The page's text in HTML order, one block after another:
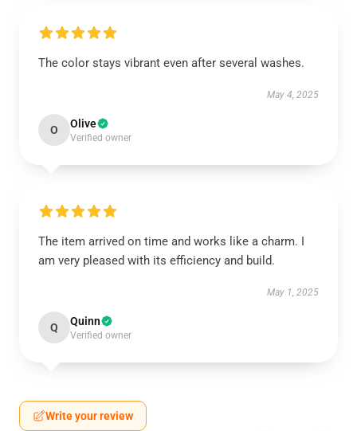
The color stays vibrant even after several washes.
May 4, 2025
O Olive
Verified owner
The item arrived on time and works like a charm. I
am very pleased with its efficiency and build.
May 1, 2025
Q Quinn
Verified owner
Write your review